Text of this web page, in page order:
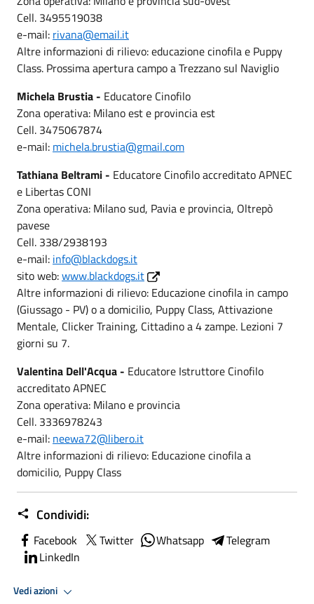
Cell. 3495519038
e-mail: rivana@email.it
Altre informazioni di rilievo: educazione cinofila e Puppy
Class. Prossima apertura campo a Trezzano sul Naviglio
Michela Brustia - Educatore Cinofilo
Zona operativa: Milano est e provincia est
Cell. 3475067874
e-mail: michela.brustia@gmail.com
Tathiana Beltrami - Educatore Cinofilo accreditato APNEC
e Libertas CONI
Zona operativa: Milano sud, Pavia e provincia, Oltrepò
pavese
Cell. 338/2938193
e-mail: info@blackdogs.it
sito web:www.blackdogs.it
Altre informazioni di rilievo: Educazione cinofila in campo
(Giussago - PV) o a domicilio, Puppy Class, Attivazione
Mentale, Clicker Training, Cittadino a 4 zampe. Lezioni 7
giorni su 7.
Valentina Dell'Acqua - Educatore Istruttore Cinofilo
accreditato APNEC
Zona operativa: Milano e provincia
Cell. 3336978243
e-mail: neewa72@libero.it
Altre informazioni di rilievo: Educazione cinofila a
domicilio, Puppy Class
Condividi:
Facebook Twitter Whatsapp
Telegram
LinkedIn
Vedi azioni